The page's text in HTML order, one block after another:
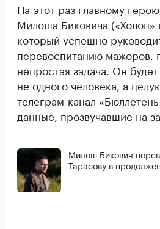
На этот раз главному
Милоша Биковича («Холоп»
который успешно
перевоспитанию мажоров,
непростая задача. Он
не одного человека, а
телеграм-канал
данные, прозвучавшие на
Милош Бикович
Тарасову в